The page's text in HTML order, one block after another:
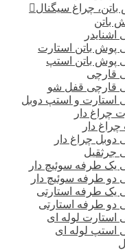
چراغ سیگنال
باتن
پوش باتن استارت
پوش باتن استپ
قارچی
قارچی قفل شو
استارت و استپ دوبل
چراغ دار
دار
چراغ دار
جرثقیل
طرفه سوئیچ دار
طرفه سوئیچ دار
یک طرفه استارتی
دو طرفه استارتی
لوله ای
استپ لوله ای